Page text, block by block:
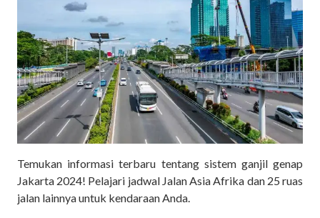
Temukan informasi terbaru tentang sistem ganjil genap
Jakarta 2024! Pelajari jadwal Jalan Asia Afrika dan 25 ruas
jalan lainnya untuk kendaraan Anda.